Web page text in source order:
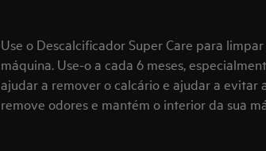
Use o Descalcificador Super Care para
máquina. Use-o a cada 6 meses,
ajudar a remover o calcário e ajudar a evitar
remove odores e mantém o interior da sua